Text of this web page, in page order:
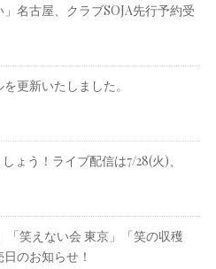
」名古屋、クラブSOJA先行予約受
更新いたしました。
ょう！ライブ配信は7/28(火)、
「笑えない会 東京」「笑の収穫
のお知らせ！